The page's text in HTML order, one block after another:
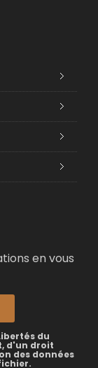
en vous
du
d'un droit
des données